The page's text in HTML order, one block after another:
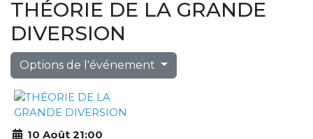
THÉORIE DE LA GRANDE
DIVERSION
Options de l'événement
10 Août 21:00